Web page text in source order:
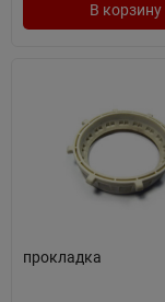
В корзину
прокладка